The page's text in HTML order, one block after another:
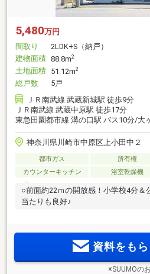
5,480万円
間取り
2LDK+S（納戸）
建物面積 88.8m2
土地面積 51.12m2
総戸数
5戸
ＪＲ南武線 武蔵新城駅 徒歩9分
ＪＲ南武線 武蔵中原駅 徒歩17分
東急田園都市線 溝の口駅 バス10分/大
神奈川県川崎市中原区上小田中２
都市ガス 所有権
カウンターキッチン
浴室乾燥機
○前面約22ｍの開放感！小学校4分＆
当たりも良好♪
資料をも
※SUUMOの